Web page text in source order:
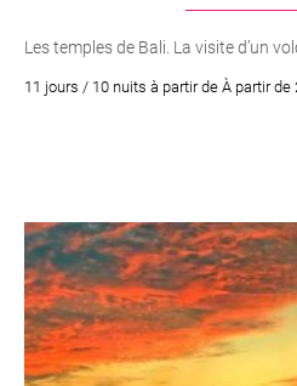
Les temples de Bali. La visite d’un
11 jours / 10 nuits à partir de À partir de